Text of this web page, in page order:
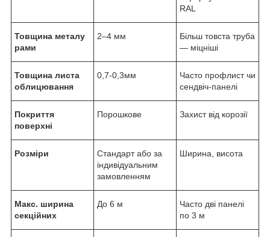
RAL
Товщина металу
рами
2–4 мм
Більш товста труба
— міцніші
Товщина листа
облицювання
0,7-0,3мм
Часто профлист чи
сендвіч-панелі
Покриття
поверхні
Порошкове Захист від корозії
Розміри
Стандарт або за
індивідуальним
замовленням
Ширина, висота
Макс. ширина
секційних
До 6 м
Часто дві панелі
по 3 м